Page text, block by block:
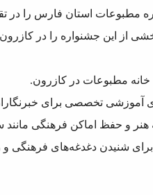
مطبوعات استان فارس را در
از این جشنواره را در کازرون